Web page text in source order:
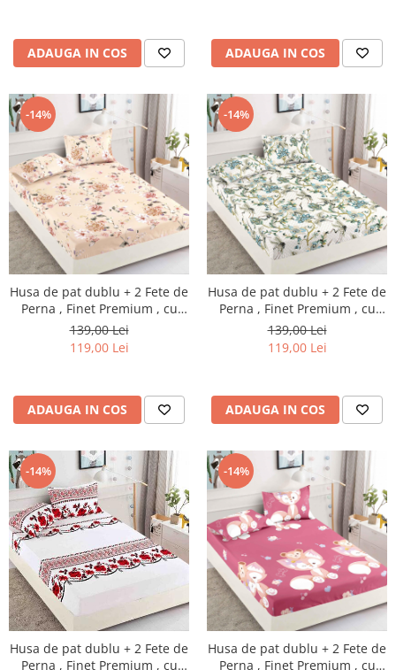
ADAUGA IN COS ADAUGA IN COS
-14%
Husa de pat dublu + 2 Fete de
Perna , Finet Premium , cu
elastic , HP19
139,00 Lei
119,00 Lei
ADAUGA IN COS
-14%
Husa de pat dublu + 2 Fete de
Perna , Finet Premium , cu
elastic , HP20
139,00 Lei
119,00 Lei
ADAUGA IN COS
-14%
Husa de pat dublu + 2 Fete de
Perna , Finet Premium , cu
-14%
Husa de pat dublu + 2 Fete de
Perna , Finet Premium , cu